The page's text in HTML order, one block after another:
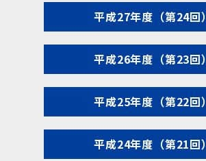
平成27年度（第24回）
平成26年度（第23回）
平成25年度（第22回）
平成24年度（第21回）